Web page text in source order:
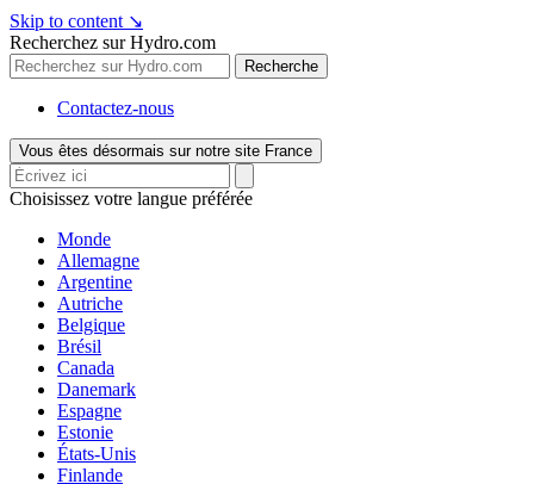
Skip to content ↘
Recherchez sur Hydro.com
Recherche
Contactez-nous
Vous êtes désormais sur notre site France
Choisissez votre langue préférée
Monde
Allemagne
Argentine
Autriche
Belgique
Brésil
Canada
Danemark
Espagne
Estonie
États-Unis
Finlande